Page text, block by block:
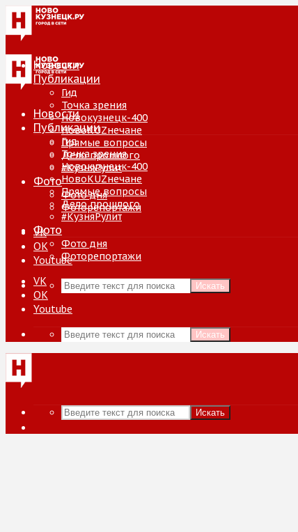
Новости
Публикации
Гид
Точка зрения
Новокузнецк-400
НовоKUZнечане
Прямые вопросы
Дело прошлого
#КузняРулит
Фото
Фото дня
Фоторепортажи
VK
ОК
Youtube
Искать
Новости
Публикации
Гид
Точка зрения
Новокузнецк-400
НовоKUZнечане
Прямые вопросы
Дело прошлого
#КузняРулит
Фото
Фото дня
Фоторепортажи
VK
ОК
Youtube
Искать
Искать